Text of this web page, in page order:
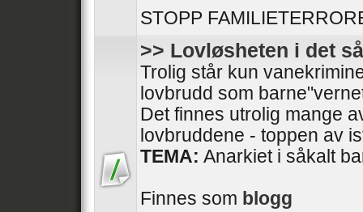
STOPP
>> Lovløsheten i det
Trolig står kun
lovbrudd som
Det finnes utrolig mange
lovbruddene - toppen av
TEMA: Anarkiet i såkalt
Finnes som blogg